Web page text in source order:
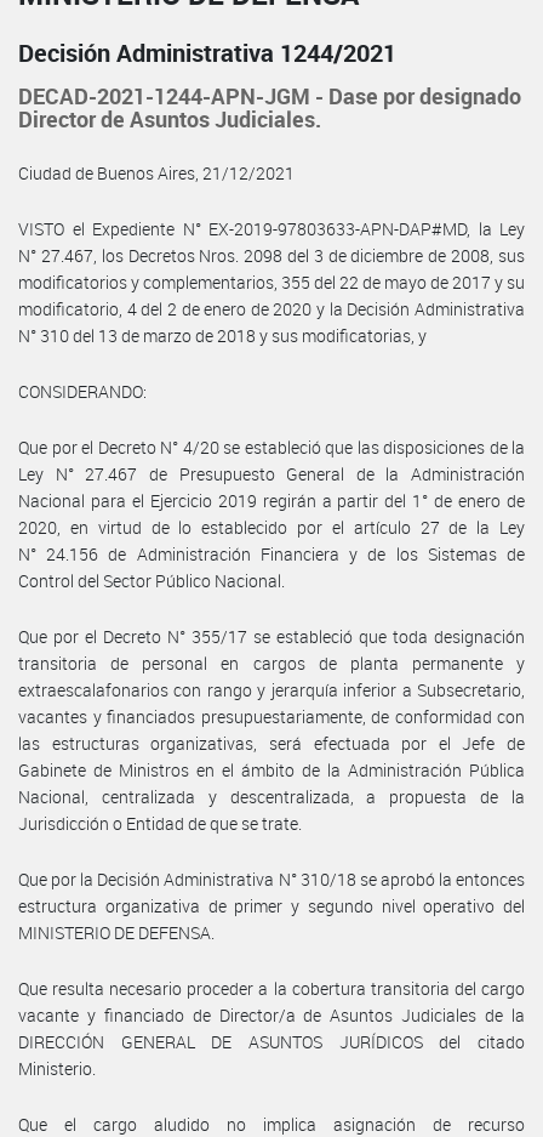
Decisión Administrativa 1244/2021
DECAD-2021-1244-APN-JGM - Dase por designado
Director de Asuntos Judiciales.
Ciudad de Buenos Aires, 21/12/2021
VISTO el Expediente N° EX-2019-97803633-APN-DAP#MD, la Ley
N° 27.467, los Decretos Nros. 2098 del 3 de diciembre de 2008, sus
modificatorios y complementarios, 355 del 22 de mayo de 2017 y su
modificatorio, 4 del 2 de enero de 2020 y la Decisión Administrativa
N° 310 del 13 de marzo de 2018 y sus modificatorias, y
CONSIDERANDO:
Que por el Decreto N° 4/20 se estableció que las disposiciones de la
Ley N° 27.467 de Presupuesto General de la Administración
Nacional para el Ejercicio 2019 regirán a partir del 1° de enero de
2020, en virtud de lo establecido por el artículo 27 de la Ley
N° 24.156 de Administración Financiera y de los Sistemas de
Control del Sector Público Nacional.
Que por el Decreto N° 355/17 se estableció que toda designación
transitoria de personal en cargos de planta permanente y
extraescalafonarios con rango y jerarquía inferior a Subsecretario,
vacantes y financiados presupuestariamente, de conformidad con
las estructuras organizativas, será efectuada por el Jefe de
Gabinete de Ministros en el ámbito de la Administración Pública
Nacional, centralizada y descentralizada, a propuesta de la
Jurisdicción o Entidad de que se trate.
Que por la Decisión Administrativa N° 310/18 se aprobó la entonces
estructura organizativa de primer y segundo nivel operativo del
MINISTERIO DE DEFENSA.
Que resulta necesario proceder a la cobertura transitoria del cargo
vacante y financiado de Director/a de Asuntos Judiciales de la
DIRECCIÓN GENERAL DE ASUNTOS JURÍDICOS del citado
Ministerio.
Que el cargo aludido no implica asignación de recurso